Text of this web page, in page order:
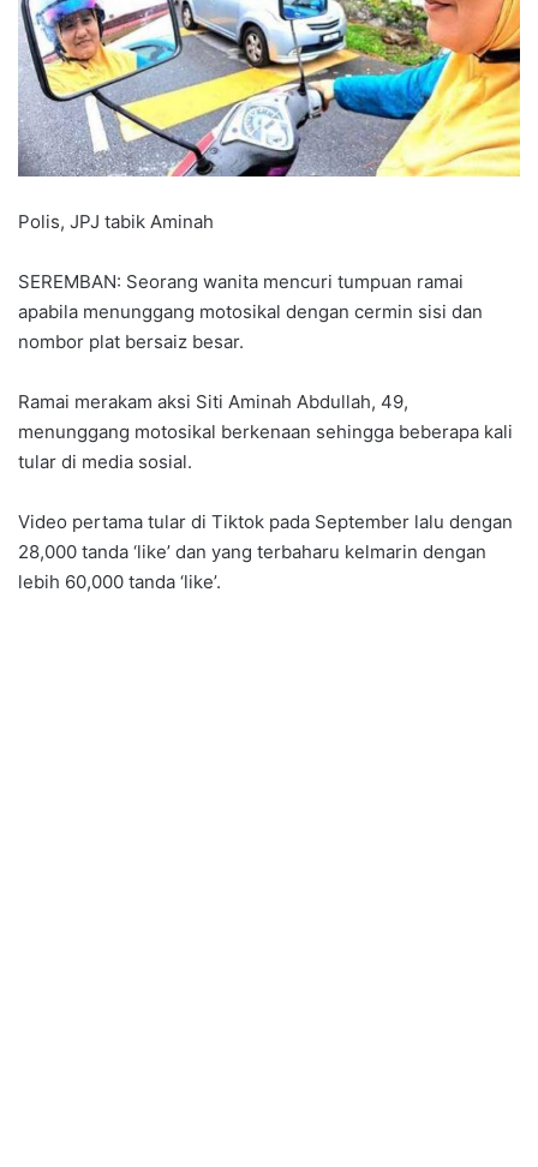
Polis, JPJ tabik Aminah
SEREMBAN: Seorang wanita mencuri tumpuan ramai
apabila menunggang motosikal dengan cermin sisi dan
nombor plat bersaiz besar.
Ramai merakam aksi Siti Aminah Abdullah, 49,
menunggang motosikal berkenaan sehingga beberapa kali
tular di media sosial.
Video pertama tular di Tiktok pada September lalu dengan
28,000 tanda ‘like’ dan yang terbaharu kelmarin dengan
lebih 60,000 tanda ‘like’.